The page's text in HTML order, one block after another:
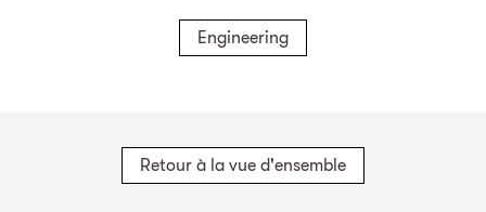
Engineering
Retour à la vue d'ensemble